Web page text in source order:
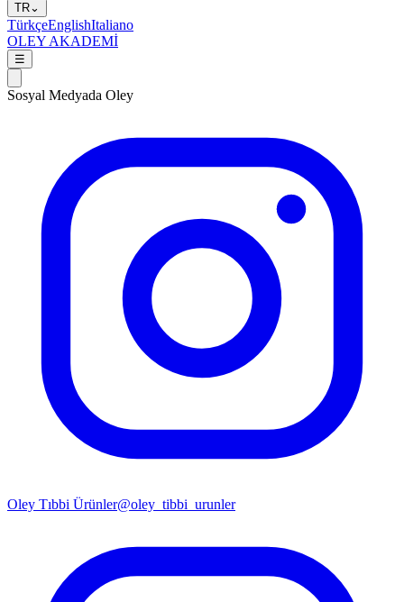
TR⌄
TürkçeEnglishItaliano
OLEY AKADEMİ
☰
Sosyal Medyada Oley
Oley Tıbbi Ürünler@oley_tibbi_urunler